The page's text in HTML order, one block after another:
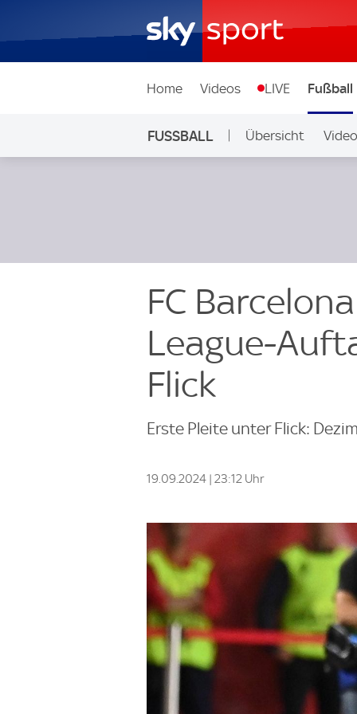
Home Videos LIVE Fußball
FUSSBALL Übersicht
FC
League-
Flick
Erste Pleite unter Flick:
19.09.2024 | 23:12 Uhr